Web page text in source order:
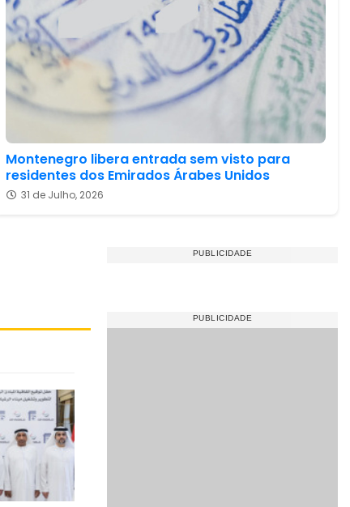
Montenegro libera entrada sem visto para
residentes dos Emirados Árabes Unidos
31 de Julho, 2026